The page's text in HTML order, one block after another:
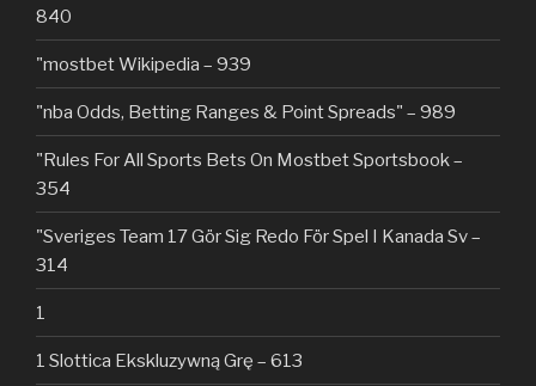
840
"mostbet Wikipedia – 939
"nba Odds, Betting Ranges & Point Spreads" – 989
"Rules For All Sports Bets On Mostbet Sportsbook –
354
"Sveriges Team 17 Gör Sig Redo För Spel I Kanada Sv –
314
1
1 Slottica Ekskluzywną Grę – 613